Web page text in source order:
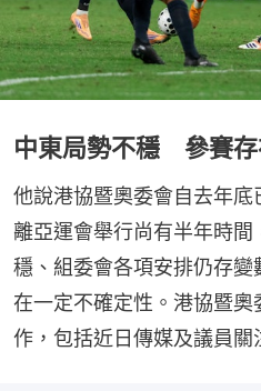
中東局勢不穩 參賽存
他說港協暨奧委會自去年
離亞運會舉行尚有半年時
穩、組委會各項安排仍存
在一定不確定性。港協暨
作，包括近日傳媒及議員關